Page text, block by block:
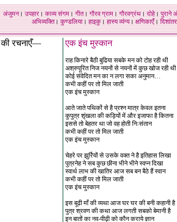
अंजुमन।उपहार।काव्य संगम।गीत।गौरव ग्राम।गौरवग्रंथ।दोहे।पुराने
अभिव्यक्ति।कुण्डलिया।हाइकु।हास्य व्यंग्य।क्षणिकाएँ।दिशांतर
की रचनाएँ— एक इंच मुस्कान
राह किनारे बैठी बुढिया सबके मन को टोह रही थी
अश्रुपूरित निज नयनों से नयनों में कुछ खोज रही थी
कोई संवेदित मन का न लगा सका अनुमान…
कभी कहीं पर तो मिल जाती
एक इंच मुस्कान
आते जाते पथिकों से है प्रश्न मात्र केवल इतना
कुपुत्र शृंखला की कड़ियों में और इजाफा है कितना
इससे तो बेहतर था जो वह होती निःसंतान
कभी कहीं पर तो मिल जाती
एक इंच मुस्कान
चेहरे पर झुर्रियों से उसके वक्त ने है इतिहास लिखा
पुत्रनेह ने सब कुछ छीना भीने भीने स्वप्न दिखा
स्वार्थ लाभ की खातिर आज सब बन बैठे हैं स्वान
कभी कहीं पर तो मिल जाती
एक इंच मुस्कान
इस बूढी माँ की व्यथा आज घर घर की बनी कहानी है
पुत्र श्रवण की कथा आज लगती सबको बेमानी है
इन बातों का नव-पीढ़ी को कौन कराये ज्ञान